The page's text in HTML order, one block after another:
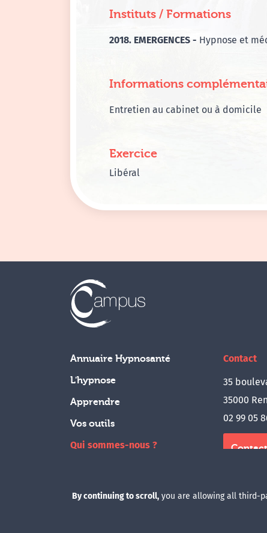
Instituts / Formations
2018. EMERGENCES - Hypnose et
Informations
Entretien au cabinet ou à domicile
Exercice
Libéral
Annuaire Hypnosanté
L'hypnose
Apprendre
Vos outils
Qui sommes-nous ?
Contact
35
35000
02 99 05
By continuing to scroll, you are allowing all third-